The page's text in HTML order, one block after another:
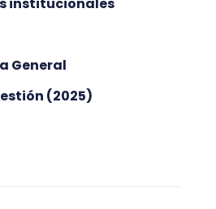
institucionales
General
(2025)